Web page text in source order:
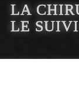
LA
LE